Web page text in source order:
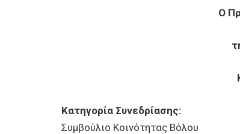
Ο
Κατηγορία Συνεδρίασης:
Συμβούλιο Κοινότητας Βόλου